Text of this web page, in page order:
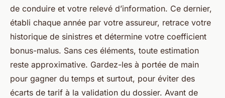
de conduire et votre relevé d’information. Ce dernier,
établi chaque année par votre assureur, retrace votre
historique de sinistres et détermine votre coefficient
bonus-malus. Sans ces éléments, toute estimation
reste approximative. Gardez-les à portée de main
pour gagner du temps et surtout, pour éviter des
écarts de tarif à la validation du dossier. Avant de